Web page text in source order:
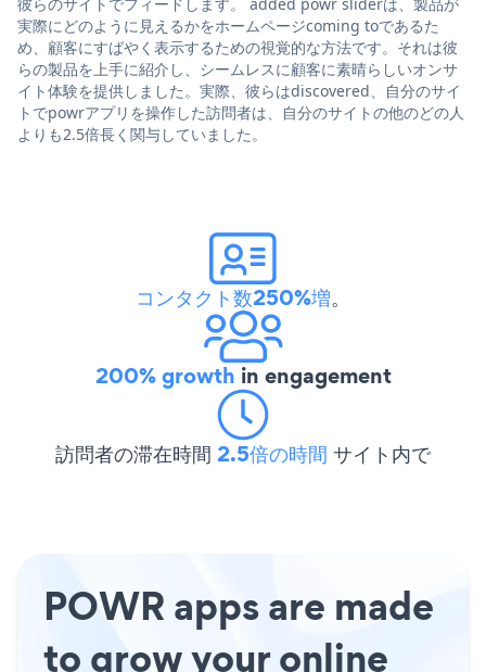
実際にどのように見えるかをホームページcoming toであるた
め、顧客にすばやく表示するための視覚的な方法です。それは彼
らの製品を上手に紹介し、シームレスに顧客に素晴らしいオンサ
イト体験を提供しました。実際、彼らはdiscovered、自分のサイ
トでpowrアプリを操作した訪問者は、自分のサイトの他のどの人
よりも2.5倍長く関与していました。
コンタクト数250%増。
200% growth in engagement
訪問者の滞在時間 2.5倍の時間 サイト内で
POWR apps are made
to grow your online